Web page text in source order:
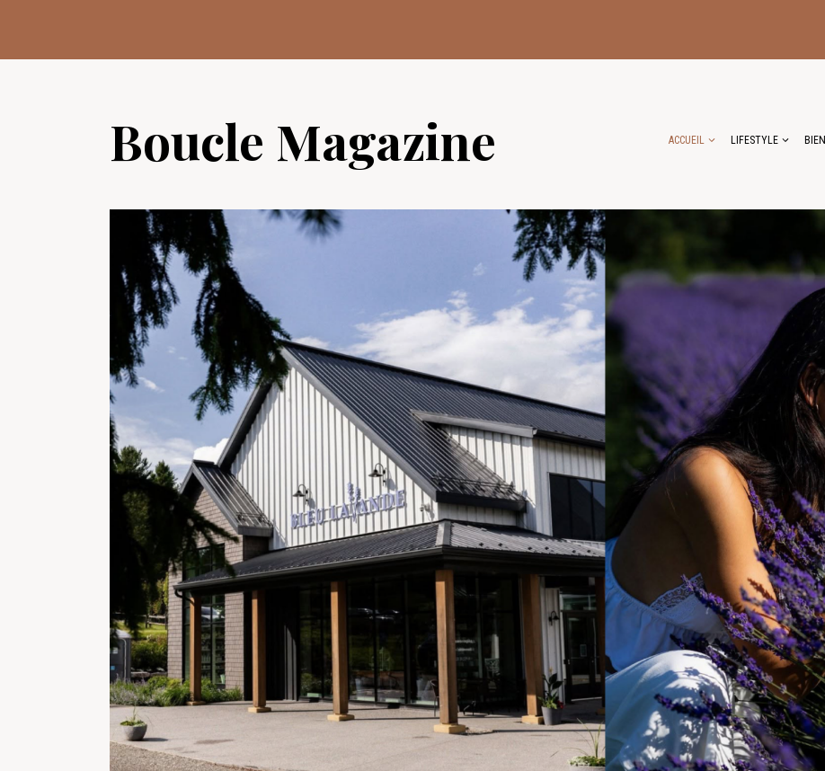
contenu
Boucle Magazine ACCUEIL LIFESTYLE